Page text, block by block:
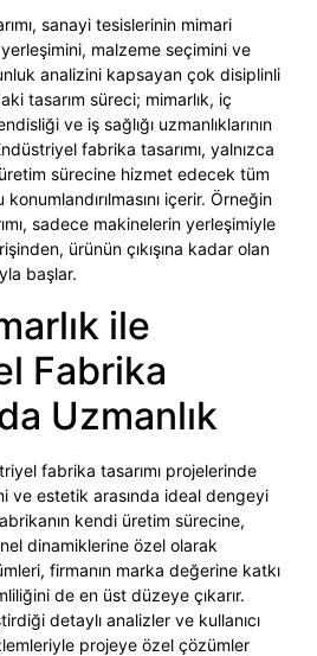
sanayi tesislerinin mimari
yerleşimini, malzeme seçimini ve
analizini kapsayan çok disiplinli
tasarım süreci; mimarlık, iç
ve iş sağlığı uzmanlıklarının
fabrika tasarımı, yalnızca
sürecine hizmet edecek tüm
içerir. Örneğin
sadece makinelerin yerleşimiyle
ürünün çıkışına kadar olan
başlar.
ile
Fabrika
Uzmanlık
fabrika tasarımı projelerinde
ve estetik arasında ideal dengeyi
kendi üretim sürecine,
dinamiklerine özel olarak
firmanın marka değerine katkı
de en üst düzeye çıkarır.
detaylı analizler ve kullanıcı
projeye özel çözümler